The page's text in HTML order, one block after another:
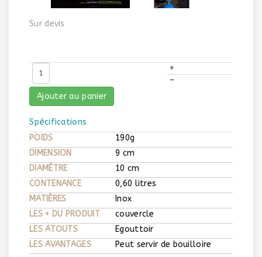
Sur devis
+
–
Ajouter au panier
Spécifications
POIDS
190g
DIMENSION
9 cm
DIAMÈTRE
10 cm
CONTENANCE
0,60 litres
MATIÈRES
Inox
LES + DU PRODUIT
couvercle
LES ATOUTS
Egouttoir
LES AVANTAGES
Peut servir de bouilloire